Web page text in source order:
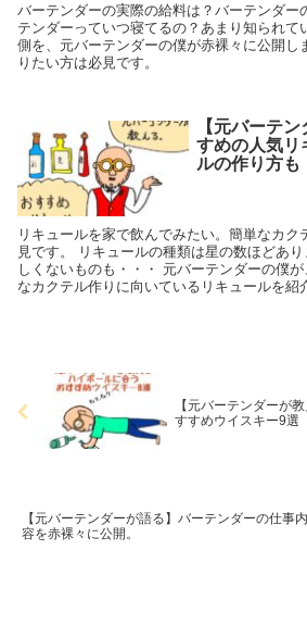
バーテンダーの実際の給料は？バーテンダー
テンダーっていつ寝てるの？あまり知られて
側を、元バーテンダーの僕が赤裸々に公開し
りたい方は必見です。
【元バーテ
すめの人気
ルの作り方も
リキュールを家で飲んでみたい。簡単なカク
見です。 リキュールの種類は星の数ほどあ
しくないものも・・・ 元バーテンダーの僕
なカクテル作りに向いているリキュールを紹
【元バーテンダーが
すすめウイスキー9
【元バーテンダーが語る】バーテンダーの仕事内
容を赤裸々に公開。